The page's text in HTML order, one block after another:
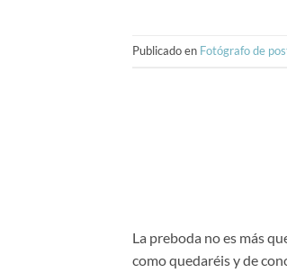
Publicado en Fotógrafo de
La preboda no es más
como quedaréis y de